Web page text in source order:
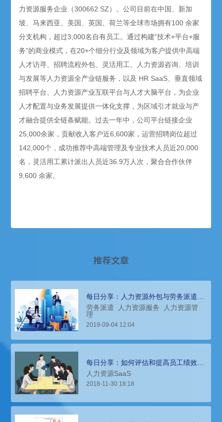
力资源服务企业（300662.SZ）。公司目前在中国、新加
坡、马来西亚、美国、英国、荷兰等全球市场拥有100 余家
分支机构，超过3,000名自有员工。通过构建“技术+平台+服
务”的商业模式，在20+个细分行业及领域为客户提供中高端
人才访寻、招聘流程外包、灵活用工、人力资源咨询、培训
与发展等人力资源全产业链服务，以及 HR SaaS、垂直领域
招聘平台、人力资源产业互联平台与人才大脑平台，为企业
人才配置与业务发展提供一体化支撑，为区域引才就业与产
才融合提供全链条赋能。过去一年中，公司平台链接企业
25,000余家，贡献收入客户近6,600家，运营招聘岗位超过
142,000个，成功推荐中高端管理及专业技术人员近20,000
名，灵活用工累计派出人员近36.9万人次，聚合合作伙伴
9,600 余家。
推荐文章
每日分享：人力资源外包与劳务派遣有
何差异？适合哪些用工场景？
劳务派遣 人力资源服务
人力资源管
理
2019-09-04 12:04
每日分享：如何评估和提高员工绩效？
人力资源SaaS为你解答
人力资源SaaS
2018-11-30 18:18